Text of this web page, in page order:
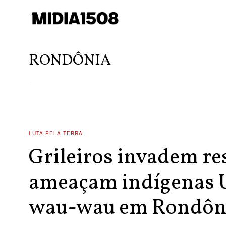
RONDÔNIA
LUTA PELA TERRA
Grileiros invadem
ameaçam indígenas
wau-wau em